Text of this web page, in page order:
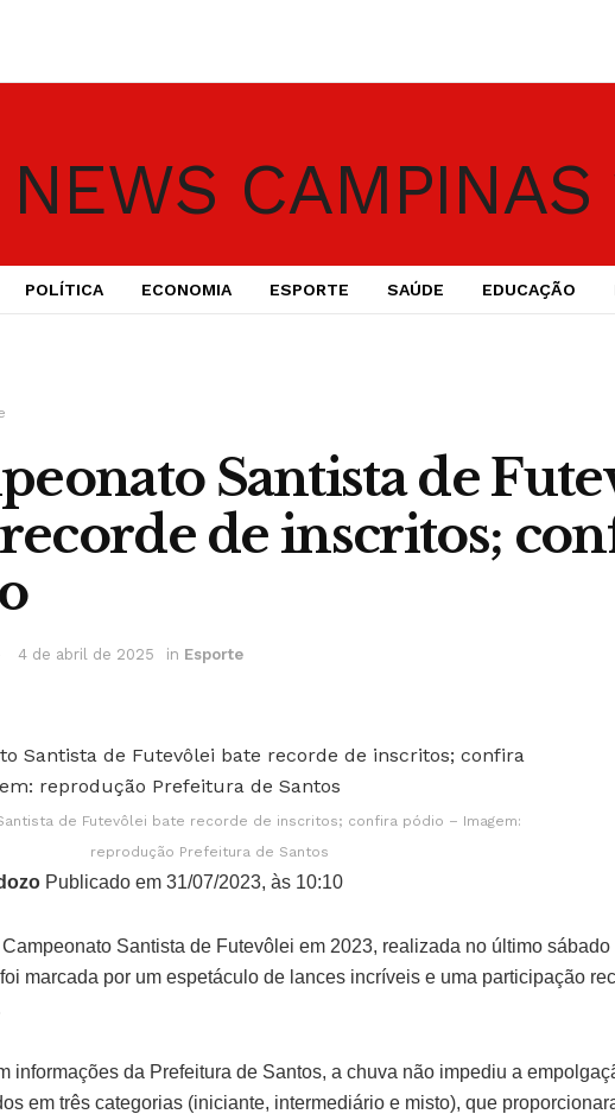
POLÍTICA ECONOMIA ESPORTE SAÚDE EDUCAÇÃO
Santista de
de inscritos;
4 de abril de 2025 in Esporte
de Futevôlei bate recorde de inscritos; confira pódio – Imagem:
reprodução Prefeitura de Santos
Publicado em 31/07/2023, às 10:10
Campeonato Santista de Futevôlei em 2023, realizada no último
marcada por um espetáculo de lances incríveis e uma participação
informações da Prefeitura de Santos, a chuva não impediu a
em três categorias (iniciante, intermediário e misto), que